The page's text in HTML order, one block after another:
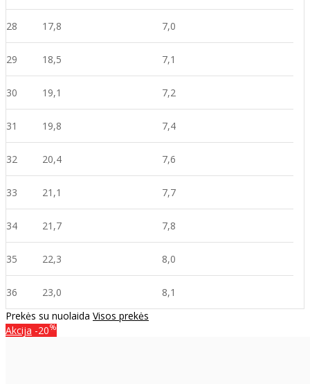
28 17,8 7,0
29 18,5 7,1
30 19,1 7,2
31 19,8 7,4
32 20,4 7,6
33 21,1 7,7
34 21,7 7,8
35 22,3 8,0
36 23,0
8,1
Prekės su nuolaida Visos prekės
Akcija -20%